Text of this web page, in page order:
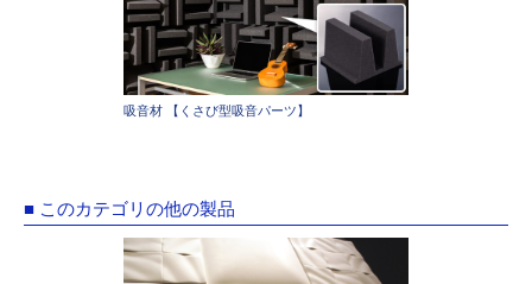
吸音材 【くさび型吸音パーツ】
■ このカテゴリの他の製品